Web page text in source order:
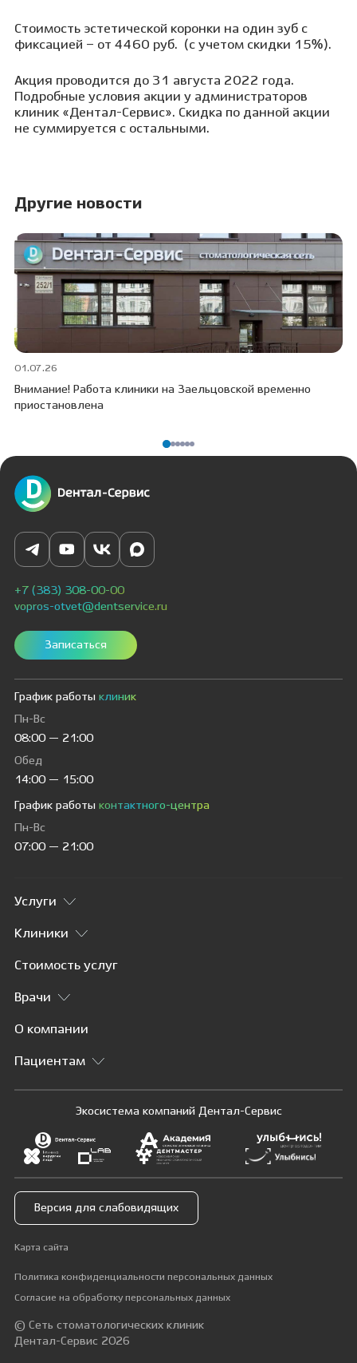
Стоимость эстетической коронки на один зуб с
фиксацией – от 4460 руб. (с учетом скидки 15%).
Акция проводится до 31 августа 2022 года.
Подробные условия акции у администраторов
клиник «Дентал-Сервис». Скидка по данной акции
не суммируется с остальными.
Другие новости
01.07.26
Внимание! Работа клиники на Заельцовской временно
приостановлена
+7 (383) 308-00-00
vopros-otvet@dentservice.ru
Записаться
График работы клиник
Пн-Вс
08:00 — 21:00
Обед
14:00 — 15:00
График работы контактного-центра
Пн-Вс
07:00 — 21:00
Услуги
Клиники
Стоимость услуг
Врачи
О компании
Пациентам
Экосистема компаний Дентал-Сервис
Версия для слабовидящих
Карта сайта
Политика конфиденциальности персональных данных
Согласие на обработку персональных данных
© Сеть стоматологических клиник
Дентал-Сервис 2026